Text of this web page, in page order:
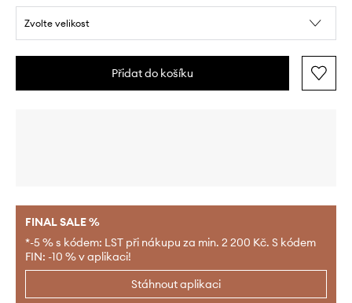
Zvolte velikost
Přidat do košíku
FINAL SALE %
*-5 % s kódem: LST při nákupu za min. 2 200 Kč. S kódem
FIN: -10 % v aplikaci!
Stáhnout aplikaci